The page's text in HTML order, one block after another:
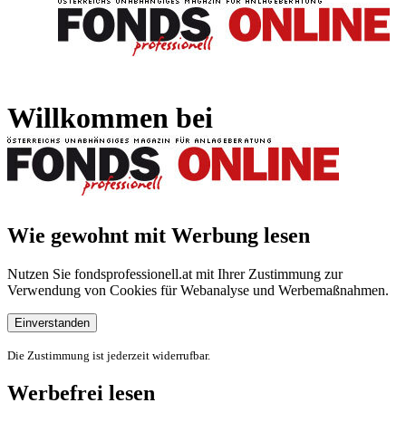
Willkommen bei
Wie gewohnt mit Werbung lesen
Nutzen Sie fondsprofessionell.at mit Ihrer Zustimmung zur
Verwendung von Cookies für Webanalyse und Werbemaßnahmen.
Einverstanden
Die Zustimmung ist jederzeit widerrufbar.
Werbefrei lesen